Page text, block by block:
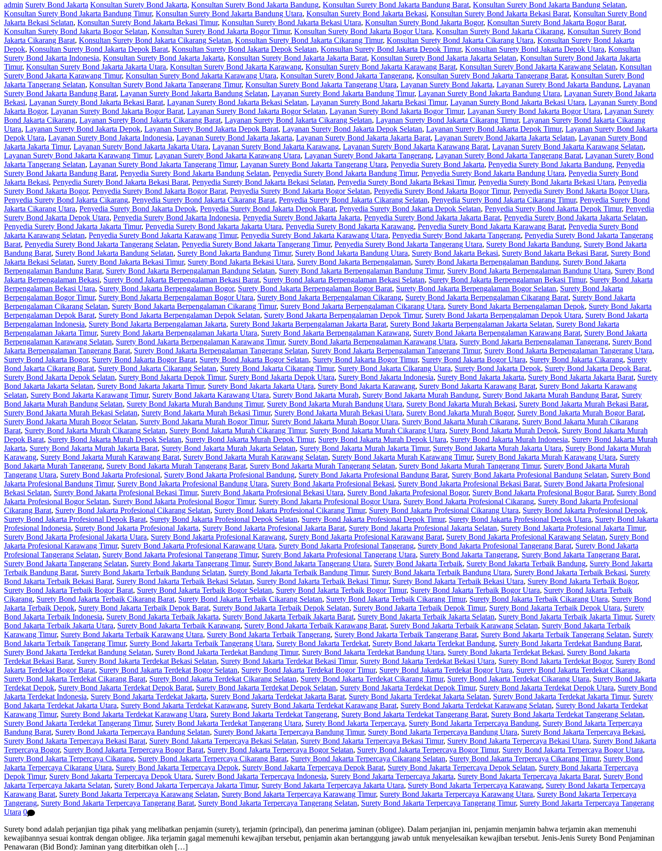
admin Surety Bond Jakarta Konsultan Surety Bond Jakarta, Konsultan Surety Bond Jakarta Bandung, Konsultan Surety Bond Jakarta Bandung Barat, Konsultan Surety Bond Jakarta Bandung Selatan,
Konsultan Surety Bond Jakarta Bandung Timur, Konsultan Surety Bond Jakarta Bandung Utara, Konsultan Surety Bond Jakarta Bekasi, Konsultan Surety Bond Jakarta Bekasi Barat, Konsultan Surety Bond
Jakarta Bekasi Selatan, Konsultan Surety Bond Jakarta Bekasi Timur, Konsultan Surety Bond Jakarta Bekasi Utara, Konsultan Surety Bond Jakarta Bogor, Konsultan Surety Bond Jakarta Bogor Barat,
Konsultan Surety Bond Jakarta Bogor Selatan, Konsultan Surety Bond Jakarta Bogor Timur, Konsultan Surety Bond Jakarta Bogor Utara, Konsultan Surety Bond Jakarta Cikarang, Konsultan Surety Bond
Jakarta Cikarang Barat, Konsultan Surety Bond Jakarta Cikarang Selatan, Konsultan Surety Bond Jakarta Cikarang Timur, Konsultan Surety Bond Jakarta Cikarang Utara, Konsultan Surety Bond Jakarta
Depok, Konsultan Surety Bond Jakarta Depok Barat, Konsultan Surety Bond Jakarta Depok Selatan, Konsultan Surety Bond Jakarta Depok Timur, Konsultan Surety Bond Jakarta Depok Utara, Konsultan
Surety Bond Jakarta Indonesia, Konsultan Surety Bond Jakarta Jakarta, Konsultan Surety Bond Jakarta Jakarta Barat, Konsultan Surety Bond Jakarta Jakarta Selatan, Konsultan Surety Bond Jakarta Jakarta
Timur, Konsultan Surety Bond Jakarta Jakarta Utara, Konsultan Surety Bond Jakarta Karawang, Konsultan Surety Bond Jakarta Karawang Barat, Konsultan Surety Bond Jakarta Karawang Selatan, Konsultan
Surety Bond Jakarta Karawang Timur, Konsultan Surety Bond Jakarta Karawang Utara, Konsultan Surety Bond Jakarta Tangerang, Konsultan Surety Bond Jakarta Tangerang Barat, Konsultan Surety Bond
Jakarta Tangerang Selatan, Konsultan Surety Bond Jakarta Tangerang Timur, Konsultan Surety Bond Jakarta Tangerang Utara, Layanan Surety Bond Jakarta, Layanan Surety Bond Jakarta Bandung, Layanan
Surety Bond Jakarta Bandung Barat, Layanan Surety Bond Jakarta Bandung Selatan, Layanan Surety Bond Jakarta Bandung Timur, Layanan Surety Bond Jakarta Bandung Utara, Layanan Surety Bond Jakarta
Bekasi, Layanan Surety Bond Jakarta Bekasi Barat, Layanan Surety Bond Jakarta Bekasi Selatan, Layanan Surety Bond Jakarta Bekasi Timur, Layanan Surety Bond Jakarta Bekasi Utara, Layanan Surety Bond
Jakarta Bogor, Layanan Surety Bond Jakarta Bogor Barat, Layanan Surety Bond Jakarta Bogor Selatan, Layanan Surety Bond Jakarta Bogor Timur, Layanan Surety Bond Jakarta Bogor Utara, Layanan Surety
Bond Jakarta Cikarang, Layanan Surety Bond Jakarta Cikarang Barat, Layanan Surety Bond Jakarta Cikarang Selatan, Layanan Surety Bond Jakarta Cikarang Timur, Layanan Surety Bond Jakarta Cikarang
Utara, Layanan Surety Bond Jakarta Depok, Layanan Surety Bond Jakarta Depok Barat, Layanan Surety Bond Jakarta Depok Selatan, Layanan Surety Bond Jakarta Depok Timur, Layanan Surety Bond Jakarta
Depok Utara, Layanan Surety Bond Jakarta Indonesia, Layanan Surety Bond Jakarta Jakarta, Layanan Surety Bond Jakarta Jakarta Barat, Layanan Surety Bond Jakarta Jakarta Selatan, Layanan Surety Bond
Jakarta Jakarta Timur, Layanan Surety Bond Jakarta Jakarta Utara, Layanan Surety Bond Jakarta Karawang, Layanan Surety Bond Jakarta Karawang Barat, Layanan Surety Bond Jakarta Karawang Selatan,
Layanan Surety Bond Jakarta Karawang Timur, Layanan Surety Bond Jakarta Karawang Utara, Layanan Surety Bond Jakarta Tangerang, Layanan Surety Bond Jakarta Tangerang Barat, Layanan Surety Bond
Jakarta Tangerang Selatan, Layanan Surety Bond Jakarta Tangerang Timur, Layanan Surety Bond Jakarta Tangerang Utara, Penyedia Surety Bond Jakarta, Penyedia Surety Bond Jakarta Bandung, Penyedia
Surety Bond Jakarta Bandung Barat, Penyedia Surety Bond Jakarta Bandung Selatan, Penyedia Surety Bond Jakarta Bandung Timur, Penyedia Surety Bond Jakarta Bandung Utara, Penyedia Surety Bond
Jakarta Bekasi, Penyedia Surety Bond Jakarta Bekasi Barat, Penyedia Surety Bond Jakarta Bekasi Selatan, Penyedia Surety Bond Jakarta Bekasi Timur, Penyedia Surety Bond Jakarta Bekasi Utara, Penyedia
Surety Bond Jakarta Bogor, Penyedia Surety Bond Jakarta Bogor Barat, Penyedia Surety Bond Jakarta Bogor Selatan, Penyedia Surety Bond Jakarta Bogor Timur, Penyedia Surety Bond Jakarta Bogor Utara,
Penyedia Surety Bond Jakarta Cikarang, Penyedia Surety Bond Jakarta Cikarang Barat, Penyedia Surety Bond Jakarta Cikarang Selatan, Penyedia Surety Bond Jakarta Cikarang Timur, Penyedia Surety Bond
Jakarta Cikarang Utara, Penyedia Surety Bond Jakarta Depok, Penyedia Surety Bond Jakarta Depok Barat, Penyedia Surety Bond Jakarta Depok Selatan, Penyedia Surety Bond Jakarta Depok Timur, Penyedia
Surety Bond Jakarta Depok Utara, Penyedia Surety Bond Jakarta Indonesia, Penyedia Surety Bond Jakarta Jakarta, Penyedia Surety Bond Jakarta Jakarta Barat, Penyedia Surety Bond Jakarta Jakarta Selatan,
Penyedia Surety Bond Jakarta Jakarta Timur, Penyedia Surety Bond Jakarta Jakarta Utara, Penyedia Surety Bond Jakarta Karawang, Penyedia Surety Bond Jakarta Karawang Barat, Penyedia Surety Bond
Jakarta Karawang Selatan, Penyedia Surety Bond Jakarta Karawang Timur, Penyedia Surety Bond Jakarta Karawang Utara, Penyedia Surety Bond Jakarta Tangerang, Penyedia Surety Bond Jakarta Tangerang
Barat, Penyedia Surety Bond Jakarta Tangerang Selatan, Penyedia Surety Bond Jakarta Tangerang Timur, Penyedia Surety Bond Jakarta Tangerang Utara, Surety Bond Jakarta Bandung, Surety Bond Jakarta
Bandung Barat, Surety Bond Jakarta Bandung Selatan, Surety Bond Jakarta Bandung Timur, Surety Bond Jakarta Bandung Utara, Surety Bond Jakarta Bekasi, Surety Bond Jakarta Bekasi Barat, Surety Bond
Jakarta Bekasi Selatan, Surety Bond Jakarta Bekasi Timur, Surety Bond Jakarta Bekasi Utara, Surety Bond Jakarta Berpengalaman, Surety Bond Jakarta Berpengalaman Bandung, Surety Bond Jakarta
Berpengalaman Bandung Barat, Surety Bond Jakarta Berpengalaman Bandung Selatan, Surety Bond Jakarta Berpengalaman Bandung Timur, Surety Bond Jakarta Berpengalaman Bandung Utara, Surety Bond
Jakarta Berpengalaman Bekasi, Surety Bond Jakarta Berpengalaman Bekasi Barat, Surety Bond Jakarta Berpengalaman Bekasi Selatan, Surety Bond Jakarta Berpengalaman Bekasi Timur, Surety Bond Jakarta
Berpengalaman Bekasi Utara, Surety Bond Jakarta Berpengalaman Bogor, Surety Bond Jakarta Berpengalaman Bogor Barat, Surety Bond Jakarta Berpengalaman Bogor Selatan, Surety Bond Jakarta
Berpengalaman Bogor Timur, Surety Bond Jakarta Berpengalaman Bogor Utara, Surety Bond Jakarta Berpengalaman Cikarang, Surety Bond Jakarta Berpengalaman Cikarang Barat, Surety Bond Jakarta
Berpengalaman Cikarang Selatan, Surety Bond Jakarta Berpengalaman Cikarang Timur, Surety Bond Jakarta Berpengalaman Cikarang Utara, Surety Bond Jakarta Berpengalaman Depok, Surety Bond Jakarta
Berpengalaman Depok Barat, Surety Bond Jakarta Berpengalaman Depok Selatan, Surety Bond Jakarta Berpengalaman Depok Timur, Surety Bond Jakarta Berpengalaman Depok Utara, Surety Bond Jakarta
Berpengalaman Indonesia, Surety Bond Jakarta Berpengalaman Jakarta, Surety Bond Jakarta Berpengalaman Jakarta Barat, Surety Bond Jakarta Berpengalaman Jakarta Selatan, Surety Bond Jakarta
Berpengalaman Jakarta Timur, Surety Bond Jakarta Berpengalaman Jakarta Utara, Surety Bond Jakarta Berpengalaman Karawang, Surety Bond Jakarta Berpengalaman Karawang Barat, Surety Bond Jakarta
Berpengalaman Karawang Selatan, Surety Bond Jakarta Berpengalaman Karawang Timur, Surety Bond Jakarta Berpengalaman Karawang Utara, Surety Bond Jakarta Berpengalaman Tangerang, Surety Bond
Jakarta Berpengalaman Tangerang Barat, Surety Bond Jakarta Berpengalaman Tangerang Selatan, Surety Bond Jakarta Berpengalaman Tangerang Timur, Surety Bond Jakarta Berpengalaman Tangerang Utara,
Surety Bond Jakarta Bogor, Surety Bond Jakarta Bogor Barat, Surety Bond Jakarta Bogor Selatan, Surety Bond Jakarta Bogor Timur, Surety Bond Jakarta Bogor Utara, Surety Bond Jakarta Cikarang, Surety
Bond Jakarta Cikarang Barat, Surety Bond Jakarta Cikarang Selatan, Surety Bond Jakarta Cikarang Timur, Surety Bond Jakarta Cikarang Utara, Surety Bond Jakarta Depok, Surety Bond Jakarta Depok Barat,
Surety Bond Jakarta Depok Selatan, Surety Bond Jakarta Depok Timur, Surety Bond Jakarta Depok Utara, Surety Bond Jakarta Indonesia, Surety Bond Jakarta Jakarta, Surety Bond Jakarta Jakarta Barat, Surety
Bond Jakarta Jakarta Selatan, Surety Bond Jakarta Jakarta Timur, Surety Bond Jakarta Jakarta Utara, Surety Bond Jakarta Karawang, Surety Bond Jakarta Karawang Barat, Surety Bond Jakarta Karawang
Selatan, Surety Bond Jakarta Karawang Timur, Surety Bond Jakarta Karawang Utara, Surety Bond Jakarta Murah, Surety Bond Jakarta Murah Bandung, Surety Bond Jakarta Murah Bandung Barat, Surety
Bond Jakarta Murah Bandung Selatan, Surety Bond Jakarta Murah Bandung Timur, Surety Bond Jakarta Murah Bandung Utara, Surety Bond Jakarta Murah Bekasi, Surety Bond Jakarta Murah Bekasi Barat,
Surety Bond Jakarta Murah Bekasi Selatan, Surety Bond Jakarta Murah Bekasi Timur, Surety Bond Jakarta Murah Bekasi Utara, Surety Bond Jakarta Murah Bogor, Surety Bond Jakarta Murah Bogor Barat,
Surety Bond Jakarta Murah Bogor Selatan, Surety Bond Jakarta Murah Bogor Timur, Surety Bond Jakarta Murah Bogor Utara, Surety Bond Jakarta Murah Cikarang, Surety Bond Jakarta Murah Cikarang
Barat, Surety Bond Jakarta Murah Cikarang Selatan, Surety Bond Jakarta Murah Cikarang Timur, Surety Bond Jakarta Murah Cikarang Utara, Surety Bond Jakarta Murah Depok, Surety Bond Jakarta Murah
Depok Barat, Surety Bond Jakarta Murah Depok Selatan, Surety Bond Jakarta Murah Depok Timur, Surety Bond Jakarta Murah Depok Utara, Surety Bond Jakarta Murah Indonesia, Surety Bond Jakarta Murah
Jakarta, Surety Bond Jakarta Murah Jakarta Barat, Surety Bond Jakarta Murah Jakarta Selatan, Surety Bond Jakarta Murah Jakarta Timur, Surety Bond Jakarta Murah Jakarta Utara, Surety Bond Jakarta Murah
Karawang, Surety Bond Jakarta Murah Karawang Barat, Surety Bond Jakarta Murah Karawang Selatan, Surety Bond Jakarta Murah Karawang Timur, Surety Bond Jakarta Murah Karawang Utara, Surety
Bond Jakarta Murah Tangerang, Surety Bond Jakarta Murah Tangerang Barat, Surety Bond Jakarta Murah Tangerang Selatan, Surety Bond Jakarta Murah Tangerang Timur, Surety Bond Jakarta Murah
Tangerang Utara, Surety Bond Jakarta Profesional, Surety Bond Jakarta Profesional Bandung, Surety Bond Jakarta Profesional Bandung Barat, Surety Bond Jakarta Profesional Bandung Selatan, Surety Bond
Jakarta Profesional Bandung Timur, Surety Bond Jakarta Profesional Bandung Utara, Surety Bond Jakarta Profesional Bekasi, Surety Bond Jakarta Profesional Bekasi Barat, Surety Bond Jakarta Profesional
Bekasi Selatan, Surety Bond Jakarta Profesional Bekasi Timur, Surety Bond Jakarta Profesional Bekasi Utara, Surety Bond Jakarta Profesional Bogor, Surety Bond Jakarta Profesional Bogor Barat, Surety Bond
Jakarta Profesional Bogor Selatan, Surety Bond Jakarta Profesional Bogor Timur, Surety Bond Jakarta Profesional Bogor Utara, Surety Bond Jakarta Profesional Cikarang, Surety Bond Jakarta Profesional
Cikarang Barat, Surety Bond Jakarta Profesional Cikarang Selatan, Surety Bond Jakarta Profesional Cikarang Timur, Surety Bond Jakarta Profesional Cikarang Utara, Surety Bond Jakarta Profesional Depok,
Surety Bond Jakarta Profesional Depok Barat, Surety Bond Jakarta Profesional Depok Selatan, Surety Bond Jakarta Profesional Depok Timur, Surety Bond Jakarta Profesional Depok Utara, Surety Bond Jakarta
Profesional Indonesia, Surety Bond Jakarta Profesional Jakarta, Surety Bond Jakarta Profesional Jakarta Barat, Surety Bond Jakarta Profesional Jakarta Selatan, Surety Bond Jakarta Profesional Jakarta Timur,
Surety Bond Jakarta Profesional Jakarta Utara, Surety Bond Jakarta Profesional Karawang, Surety Bond Jakarta Profesional Karawang Barat, Surety Bond Jakarta Profesional Karawang Selatan, Surety Bond
Jakarta Profesional Karawang Timur, Surety Bond Jakarta Profesional Karawang Utara, Surety Bond Jakarta Profesional Tangerang, Surety Bond Jakarta Profesional Tangerang Barat, Surety Bond Jakarta
Profesional Tangerang Selatan, Surety Bond Jakarta Profesional Tangerang Timur, Surety Bond Jakarta Profesional Tangerang Utara, Surety Bond Jakarta Tangerang, Surety Bond Jakarta Tangerang Barat,
Surety Bond Jakarta Tangerang Selatan, Surety Bond Jakarta Tangerang Timur, Surety Bond Jakarta Tangerang Utara, Surety Bond Jakarta Terbaik, Surety Bond Jakarta Terbaik Bandung, Surety Bond Jakarta
Terbaik Bandung Barat, Surety Bond Jakarta Terbaik Bandung Selatan, Surety Bond Jakarta Terbaik Bandung Timur, Surety Bond Jakarta Terbaik Bandung Utara, Surety Bond Jakarta Terbaik Bekasi, Surety
Bond Jakarta Terbaik Bekasi Barat, Surety Bond Jakarta Terbaik Bekasi Selatan, Surety Bond Jakarta Terbaik Bekasi Timur, Surety Bond Jakarta Terbaik Bekasi Utara, Surety Bond Jakarta Terbaik Bogor,
Surety Bond Jakarta Terbaik Bogor Barat, Surety Bond Jakarta Terbaik Bogor Selatan, Surety Bond Jakarta Terbaik Bogor Timur, Surety Bond Jakarta Terbaik Bogor Utara, Surety Bond Jakarta Terbaik
Cikarang, Surety Bond Jakarta Terbaik Cikarang Barat, Surety Bond Jakarta Terbaik Cikarang Selatan, Surety Bond Jakarta Terbaik Cikarang Timur, Surety Bond Jakarta Terbaik Cikarang Utara, Surety Bond
Jakarta Terbaik Depok, Surety Bond Jakarta Terbaik Depok Barat, Surety Bond Jakarta Terbaik Depok Selatan, Surety Bond Jakarta Terbaik Depok Timur, Surety Bond Jakarta Terbaik Depok Utara, Surety
Bond Jakarta Terbaik Indonesia, Surety Bond Jakarta Terbaik Jakarta, Surety Bond Jakarta Terbaik Jakarta Barat, Surety Bond Jakarta Terbaik Jakarta Selatan, Surety Bond Jakarta Terbaik Jakarta Timur, Surety
Bond Jakarta Terbaik Jakarta Utara, Surety Bond Jakarta Terbaik Karawang, Surety Bond Jakarta Terbaik Karawang Barat, Surety Bond Jakarta Terbaik Karawang Selatan, Surety Bond Jakarta Terbaik
Karawang Timur, Surety Bond Jakarta Terbaik Karawang Utara, Surety Bond Jakarta Terbaik Tangerang, Surety Bond Jakarta Terbaik Tangerang Barat, Surety Bond Jakarta Terbaik Tangerang Selatan, Surety
Bond Jakarta Terbaik Tangerang Timur, Surety Bond Jakarta Terbaik Tangerang Utara, Surety Bond Jakarta Terdekat, Surety Bond Jakarta Terdekat Bandung, Surety Bond Jakarta Terdekat Bandung Barat,
Surety Bond Jakarta Terdekat Bandung Selatan, Surety Bond Jakarta Terdekat Bandung Timur, Surety Bond Jakarta Terdekat Bandung Utara, Surety Bond Jakarta Terdekat Bekasi, Surety Bond Jakarta
Terdekat Bekasi Barat, Surety Bond Jakarta Terdekat Bekasi Selatan, Surety Bond Jakarta Terdekat Bekasi Timur, Surety Bond Jakarta Terdekat Bekasi Utara, Surety Bond Jakarta Terdekat Bogor, Surety Bond
Jakarta Terdekat Bogor Barat, Surety Bond Jakarta Terdekat Bogor Selatan, Surety Bond Jakarta Terdekat Bogor Timur, Surety Bond Jakarta Terdekat Bogor Utara, Surety Bond Jakarta Terdekat Cikarang,
Surety Bond Jakarta Terdekat Cikarang Barat, Surety Bond Jakarta Terdekat Cikarang Selatan, Surety Bond Jakarta Terdekat Cikarang Timur, Surety Bond Jakarta Terdekat Cikarang Utara, Surety Bond Jakarta
Terdekat Depok, Surety Bond Jakarta Terdekat Depok Barat, Surety Bond Jakarta Terdekat Depok Selatan, Surety Bond Jakarta Terdekat Depok Timur, Surety Bond Jakarta Terdekat Depok Utara, Surety Bond
Jakarta Terdekat Indonesia, Surety Bond Jakarta Terdekat Jakarta, Surety Bond Jakarta Terdekat Jakarta Barat, Surety Bond Jakarta Terdekat Jakarta Selatan, Surety Bond Jakarta Terdekat Jakarta Timur, Surety
Bond Jakarta Terdekat Jakarta Utara, Surety Bond Jakarta Terdekat Karawang, Surety Bond Jakarta Terdekat Karawang Barat, Surety Bond Jakarta Terdekat Karawang Selatan, Surety Bond Jakarta Terdekat
Karawang Timur, Surety Bond Jakarta Terdekat Karawang Utara, Surety Bond Jakarta Terdekat Tangerang, Surety Bond Jakarta Terdekat Tangerang Barat, Surety Bond Jakarta Terdekat Tangerang Selatan,
Surety Bond Jakarta Terdekat Tangerang Timur, Surety Bond Jakarta Terdekat Tangerang Utara, Surety Bond Jakarta Terpercaya, Surety Bond Jakarta Terpercaya Bandung, Surety Bond Jakarta Terpercaya
Bandung Barat, Surety Bond Jakarta Terpercaya Bandung Selatan, Surety Bond Jakarta Terpercaya Bandung Timur, Surety Bond Jakarta Terpercaya Bandung Utara, Surety Bond Jakarta Terpercaya Bekasi,
Surety Bond Jakarta Terpercaya Bekasi Barat, Surety Bond Jakarta Terpercaya Bekasi Selatan, Surety Bond Jakarta Terpercaya Bekasi Timur, Surety Bond Jakarta Terpercaya Bekasi Utara, Surety Bond Jakarta
Terpercaya Bogor, Surety Bond Jakarta Terpercaya Bogor Barat, Surety Bond Jakarta Terpercaya Bogor Selatan, Surety Bond Jakarta Terpercaya Bogor Timur, Surety Bond Jakarta Terpercaya Bogor Utara,
Surety Bond Jakarta Terpercaya Cikarang, Surety Bond Jakarta Terpercaya Cikarang Barat, Surety Bond Jakarta Terpercaya Cikarang Selatan, Surety Bond Jakarta Terpercaya Cikarang Timur, Surety Bond
Jakarta Terpercaya Cikarang Utara, Surety Bond Jakarta Terpercaya Depok, Surety Bond Jakarta Terpercaya Depok Barat, Surety Bond Jakarta Terpercaya Depok Selatan, Surety Bond Jakarta Terpercaya
Depok Timur, Surety Bond Jakarta Terpercaya Depok Utara, Surety Bond Jakarta Terpercaya Indonesia, Surety Bond Jakarta Terpercaya Jakarta, Surety Bond Jakarta Terpercaya Jakarta Barat, Surety Bond
Jakarta Terpercaya Jakarta Selatan, Surety Bond Jakarta Terpercaya Jakarta Timur, Surety Bond Jakarta Terpercaya Jakarta Utara, Surety Bond Jakarta Terpercaya Karawang, Surety Bond Jakarta Terpercaya
Karawang Barat, Surety Bond Jakarta Terpercaya Karawang Selatan, Surety Bond Jakarta Terpercaya Karawang Timur, Surety Bond Jakarta Terpercaya Karawang Utara, Surety Bond Jakarta Terpercaya
Tangerang, Surety Bond Jakarta Terpercaya Tangerang Barat, Surety Bond Jakarta Terpercaya Tangerang Selatan, Surety Bond Jakarta Terpercaya Tangerang Timur, Surety Bond Jakarta Terpercaya Tangerang
Utara 0
Surety bond adalah perjanjian tiga pihak yang melibatkan penjamin (surety), terjamin (principal), dan penerima jaminan (obligee). Dalam perjanjian ini, penjamin menjamin bahwa terjamin akan memenuhi
kewajibannya sesuai kontrak dengan obligee. Jika terjamin gagal memenuhi kewajiban tersebut, penjamin akan bertanggung jawab untuk menyelesaikan kewajiban tersebut. Jenis-Jenis Surety Bond Penjaminan
Penawaran (Bid Bond): Jaminan yang diterbitkan oleh […]